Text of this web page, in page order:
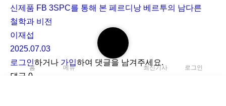
검
색
하
홈 메뉴 최신기사 로그인
신제품 FB 3SPC를 통해 본 페르디낭 베르투의 남다른
철학과 비전
이재섭
2025.07.03
로그인하거나 가입하여 댓글을 남겨주세요.
댓글 0